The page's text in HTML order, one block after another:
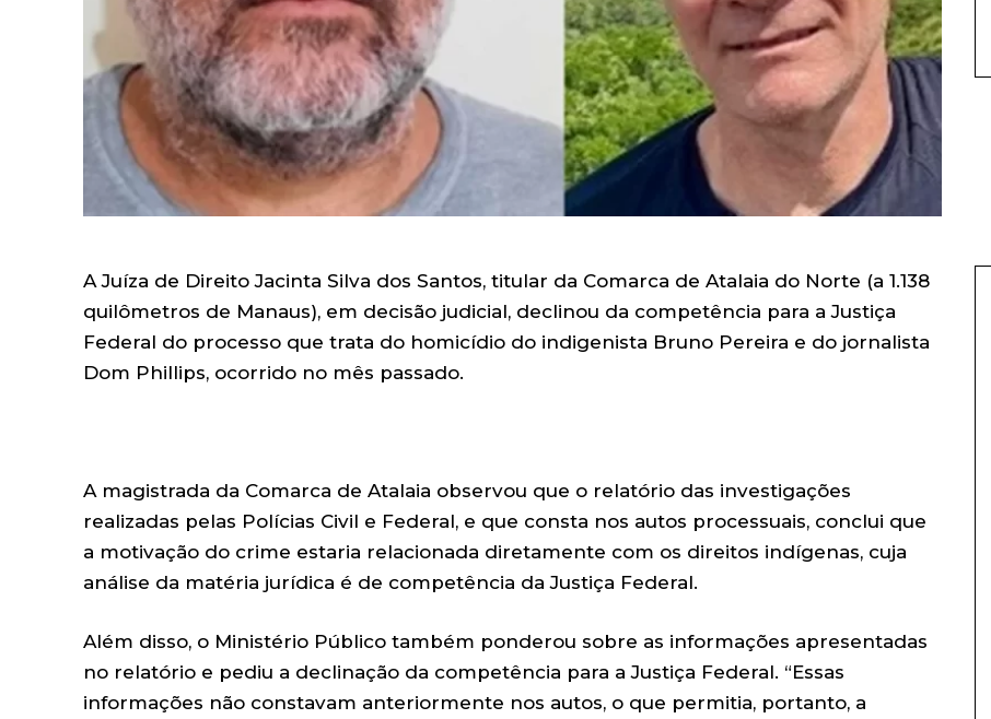
A Juíza de Direito Jacinta Silva dos Santos, titular da Comarca de Atalaia do Norte (a 1.138
quilômetros de Manaus), em decisão judicial, declinou da competência para a Justiça
Federal do processo que trata do homicídio do indigenista Bruno Pereira e do jornalista
Dom Phillips, ocorrido no mês passado.
A magistrada da Comarca de Atalaia observou que o relatório das investigações
realizadas pelas Polícias Civil e Federal, e que consta nos autos processuais, conclui que
a motivação do crime estaria relacionada diretamente com os direitos indígenas, cuja
análise da matéria jurídica é de competência da Justiça Federal.
Além disso, o Ministério Público também ponderou sobre as informações apresentadas
no relatório e pediu a declinação da competência para a Justiça Federal. “Essas
informações não constavam anteriormente nos autos, o que permitia, portanto, a